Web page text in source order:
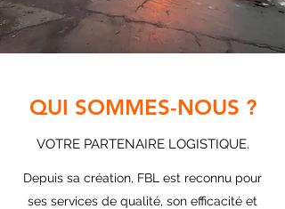
QUI SOMMES-NOUS ?
VOTRE PARTENAIRE LOGISTIQUE.
Depuis sa création, FBL est reconnu pour
ses services de qualité, son efficacité et